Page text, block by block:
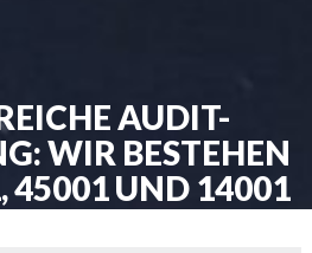
AUDIT-
WIR BESTEHEN
45001 UND 14001